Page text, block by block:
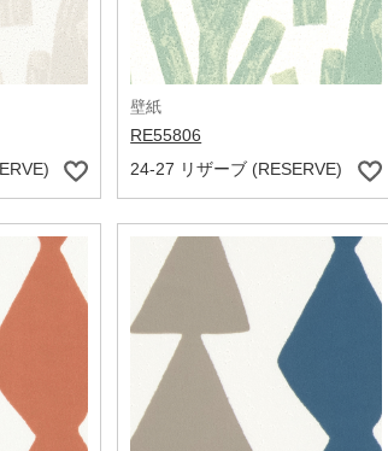
壁紙
RE55806
24-27 リザーブ (RESERVE)